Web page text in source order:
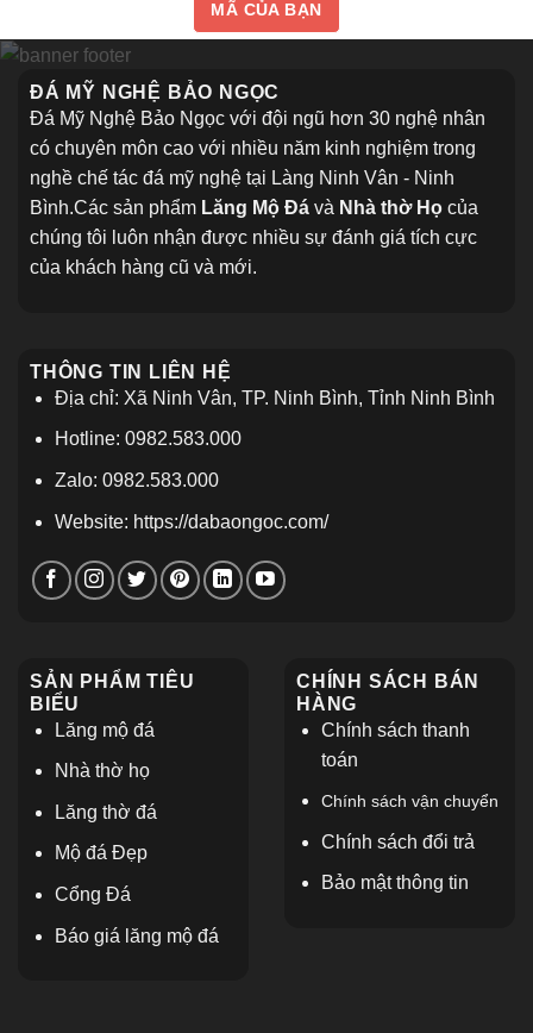
MÃ CỦA BẠN
ĐÁ MỸ NGHỆ BẢO NGỌC
Đá Mỹ Nghệ Bảo Ngọc với đội ngũ hơn 30 nghệ nhân
có chuyên môn cao với nhiều năm kinh nghiệm trong
nghề chế tác đá mỹ nghệ tại Làng Ninh Vân - Ninh
Bình.Các sản phẩm Lăng Mộ Đá và Nhà thờ Họ của
chúng tôi luôn nhận được nhiều sự đánh giá tích cực
của khách hàng cũ và mới.
THÔNG TIN LIÊN HỆ
Địa chỉ: Xã Ninh Vân, TP. Ninh Bình, Tỉnh Ninh Bình
Hotline: 0982.583.000
Zalo: 0982.583.000
Website: https://dabaongoc.com/
SẢN PHẨM TIÊU
BIỂU
Lăng mộ đá
Nhà thờ họ
Lăng thờ đá
Mộ đá Đẹp
Cổng Đá
Báo giá lăng mộ đá
CHÍNH SÁCH BÁN
HÀNG
Chính sách thanh
toán
Chính sách vận chuyển
Chính sách đổi trả
Bảo mật thông tin